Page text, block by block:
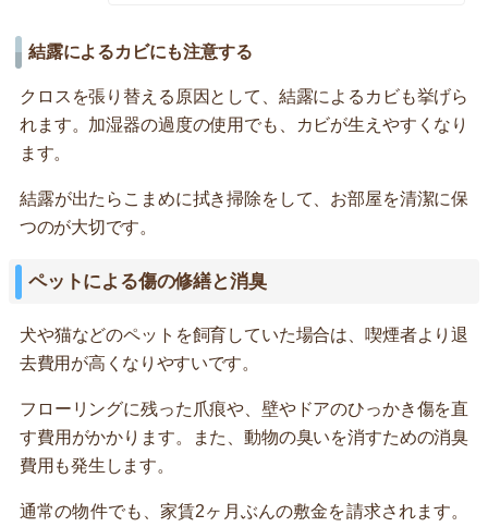
結露によるカビにも注意する
クロスを張り替える原因として、結露によるカビも挙げら
れます。加湿器の過度の使用でも、カビが生えやすくなり
ます。
結露が出たらこまめに拭き掃除をして、お部屋を清潔に保
つのが大切です。
ペットによる傷の修繕と消臭
犬や猫などのペットを飼育していた場合は、喫煙者より退
去費用が高くなりやすいです。
フローリングに残った爪痕や、壁やドアのひっかき傷を直
す費用がかかります。また、動物の臭いを消すための消臭
費用も発生します。
通常の物件でも、家賃2ヶ月ぶんの敷金を請求されます。